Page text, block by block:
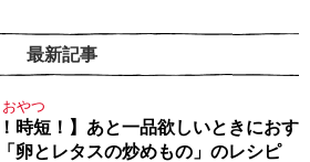
最新記事
やつ
！時短！】あと一品欲しいときにおす
卵とレタスの炒めもの」のレシピ